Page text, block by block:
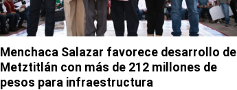
Menchaca Salazar favorece desarrollo de
Metztitlán con más de 212 millones de
pesos para infraestructura